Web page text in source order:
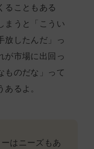
ることもある
まうと「こうい
放したんだ」っ
が市場に出回っ
ものだな」って
るよ。
はニーズもあ